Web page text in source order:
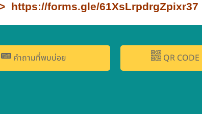
https://forms.gle/61XsLrpdrgZpixr37
คำถามที่พบบ่อย QR CODE